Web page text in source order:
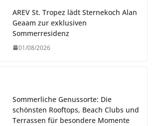
AREV St. Tropez lädt Sternekoch Alan
Geaam zur exklusiven
Sommerresidenz
01/08/2026
Sommerliche Genussorte: Die
schönsten Rooftops, Beach Clubs und
Terrassen für besondere Momente